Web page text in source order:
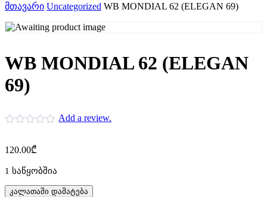
მთავარი Uncategorized WB MONDIAL 62 (ELEGAN 69)
WB MONDIAL 62 (ELEGAN
69)
Add a review.
120.00₾
1 საწყობშია
კალათაში დამატება